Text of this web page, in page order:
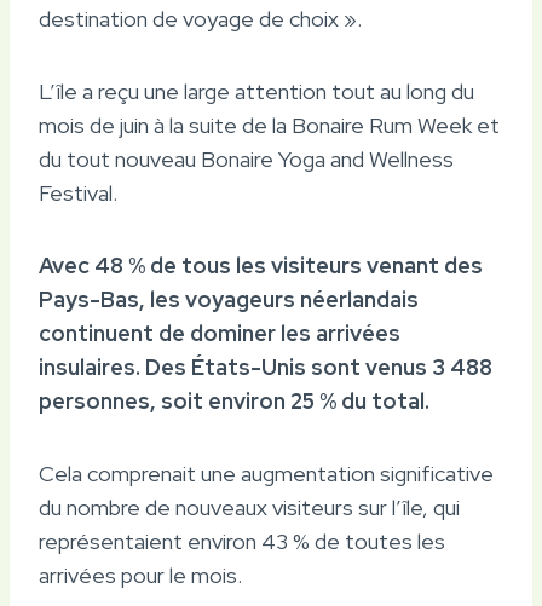
destination de voyage de choix ».
L’île a reçu une large attention tout au long du
mois de juin à la suite de la Bonaire Rum Week et
du tout nouveau Bonaire Yoga and Wellness
Festival.
Avec 48 % de tous les visiteurs venant des
Pays-Bas, les voyageurs néerlandais
continuent de dominer les arrivées
insulaires. Des États-Unis sont venus 3 488
personnes, soit environ 25 % du total.
Cela comprenait une augmentation significative
du nombre de nouveaux visiteurs sur l’île, qui
représentaient environ 43 % de toutes les
arrivées pour le mois.